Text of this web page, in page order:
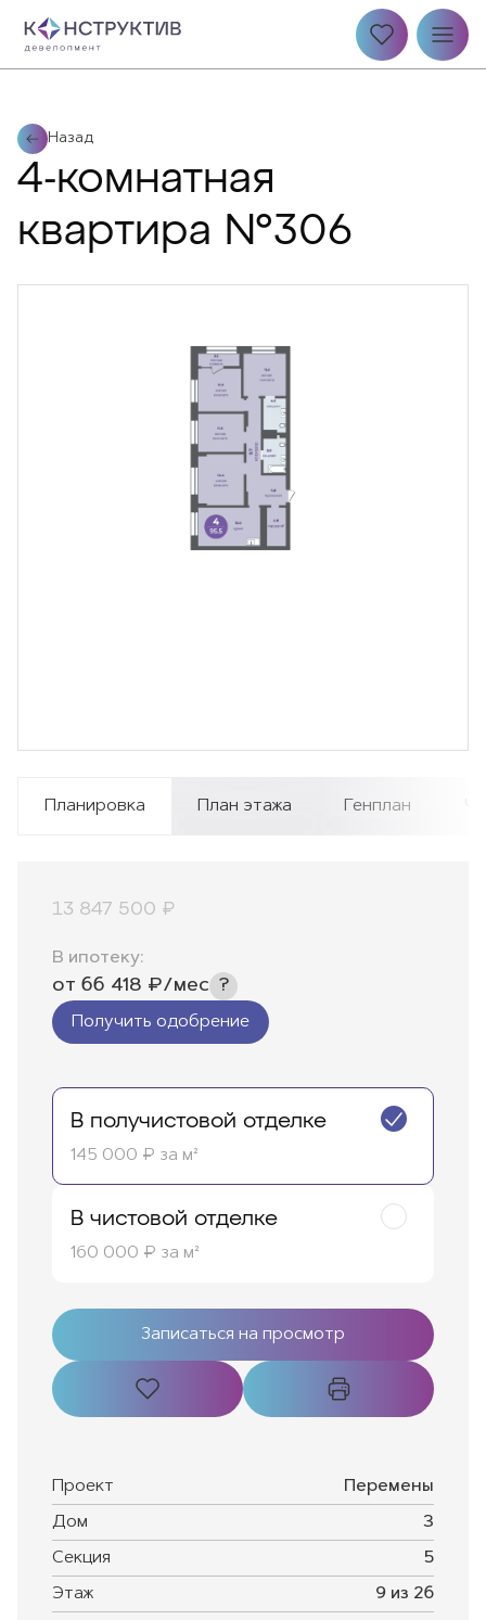
Назад
4-комнатная
квартира №306
Планировка План этажа Генплан
13 847 500 ₽
В ипотеку:
от 66 418 ₽/мес
Получить одобрение
В получистовой отделке
145 000 ₽ за м²
В чистовой отделке
160 000 ₽ за м²
Записаться на просмотр
Проект Перемены
Дом 3
Секция 5
Этаж 9 из 26